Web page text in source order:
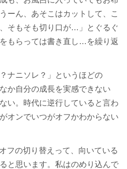
ーん、あそこはカットして、こ
そもそも切り口が…」とぐるぐ
もらっては書き直し…を繰り返
ナニソレ？」というほどの
か自分の成長を実感できない
い。時代に逆行していると言わ
オンでいつがオフかわからない
フの切り替えって、向いている
と思います。私はのめり込んで